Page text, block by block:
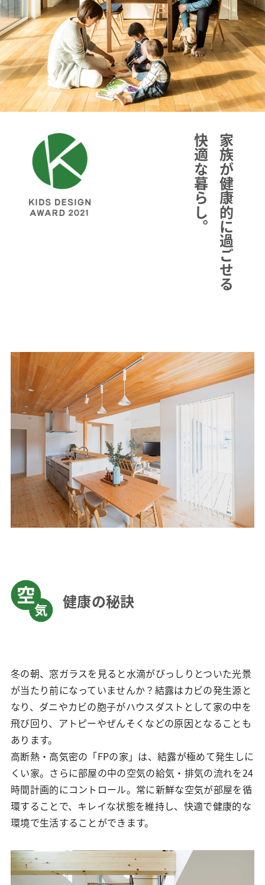
家族が健康的に過ごせる
快適な暮らし。
健康の秘訣
冬の朝、窓ガラスを見ると水滴がびっしりとついた光景
が当たり前になっていませんか？結露はカビの発生源と
なり、ダニやカビの胞子がハウスダストとして家の中を
飛び回り、アトピーやぜんそくなどの原因となることも
あります。
高断熱・高気密の「FPの家」は、結露が極めて発生しに
くい家。さらに部屋の中の空気の給気・排気の流れを24
時間計画的にコントロール。常に新鮮な空気が部屋を循
環することで、キレイな状態を維持し、快適で健康的な
環境で生活することができます。